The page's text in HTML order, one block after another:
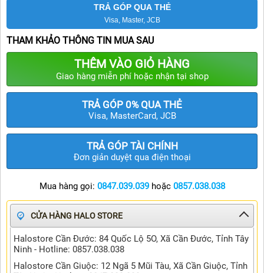
iPhone XS
APPLE WATCH
PHỤ KIỆN
TIN TỨC
TRẢ GÓP QUA THẺ
Visa, Master, JCB
THAM KHẢO THÔNG TIN MUA SAU
THÊM VÀO GIỎ HÀNG
Giao hàng miễn phí hoặc nhận tại shop
TRẢ GÓP 0% QUA THẺ
Visa, MasterCard, JCB
TRẢ GÓP TÀI CHÍNH
Đơn giản duyệt qua điện thoại
Mua hàng gọi: 0847.039.039hoặc 0857.038.038
CỬA HÀNG HALO STORE
Halostore Cần Đước: 84 Quốc Lộ 5O, Xã Cần Đước, Tỉnh Tây
Ninh - Hotline: 0857.038.038
Halostore Cần Giuộc: 12 Ngã 5 Mũi Tàu, Xã Cần Giuộc, Tỉnh